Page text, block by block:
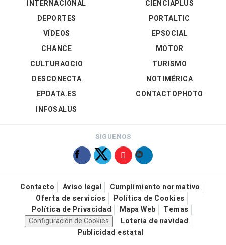
INTERNACIONAL
DEPORTES
VÍDEOS
CIENCIAPLUS
PORTALTIC
EPSOCIAL
CHANCE
CULTURAOCIO
DESCONECTA
EPDATA.ES
INFOSALUS
MOTOR
TURISMO
NOTIMÉRICA
CONTACTOPHOTO
SÍGUENOS
Contacto Aviso legal
Cumplimiento normativo
Oferta de servicios
Política de Cookies
Política de Privacidad
Mapa Web
Temas
Configuración de Cookies
Loteria de navidad
Publicidad estatal